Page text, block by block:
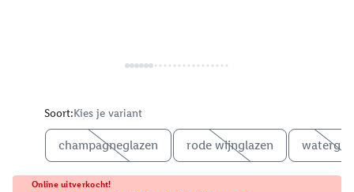
Soort:Kies je variant
champagneglazen rode wijnglazen
Online uitverkocht!